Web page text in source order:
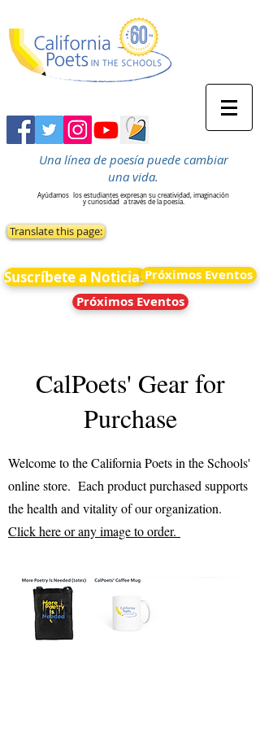
Una línea de poesía puede cambiar
una vida.
Ayúdamos
los estudiantes expresan su creatividad, imaginación
y curiosidad a través de la poesía.
Translate this page:
Suscríbete a NoticiasPróximos Eventos
Próximos Eventos
CalPoets' Gear for
Purchase
Welcome to the California Poets in the Schools'
online store. Each product purchased supports
the health and vitality of our organization.
Click here or any image to order.